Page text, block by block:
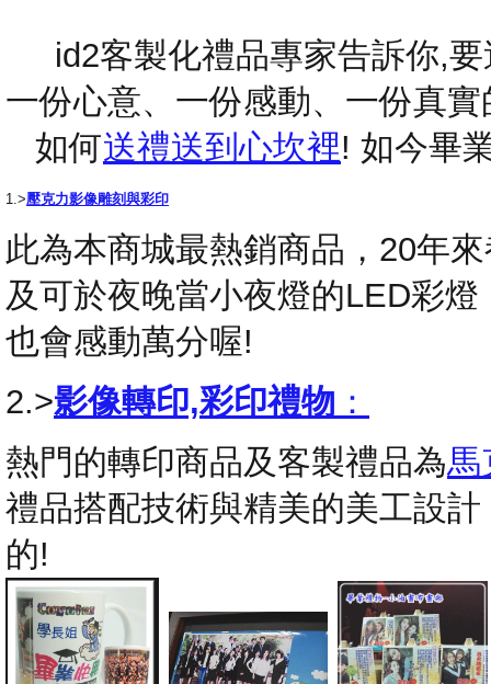
id2客製化禮品專家告訴你,要
一份心意、一份感動、一份真
如何送禮送到心坎裡! 如今畢
1.>壓克力影像雕刻與彩印
此為本商城最熱銷商品，20年
及可於夜晚當小夜燈的LED彩
也會感動萬分喔!
2.>影像轉印,彩印禮物 ：
熱門的轉印商品及客製禮品為馬
禮品搭配技術與精美的美工設
的!